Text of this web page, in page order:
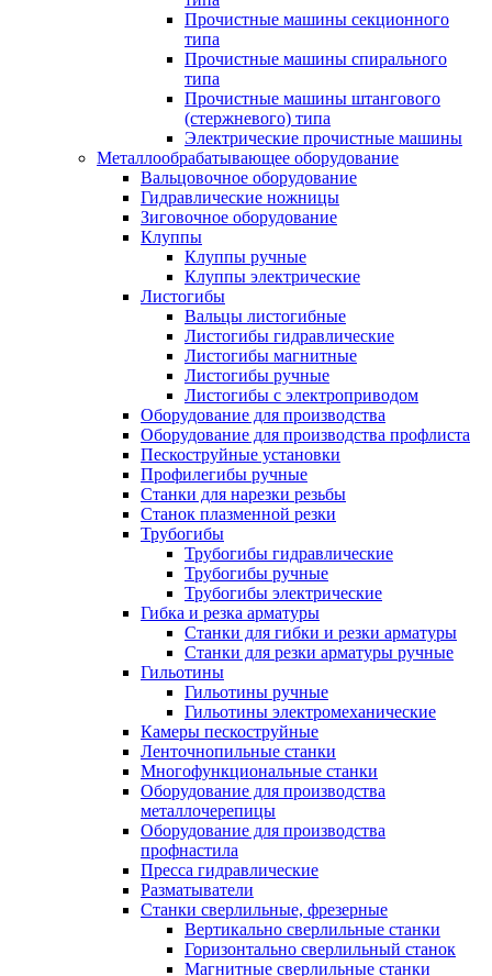
Прочистные машины секционного
типа
Прочистные машины спирального
типа
Прочистные машины штангового
(стержневого) типа
Электрические прочистные машины
Металлообрабатывающее оборудование
Вальцовочное оборудование
Гидравлические ножницы
Зиговочное оборудование
Клуппы
Клуппы ручные
Клуппы электрические
Листогибы
Вальцы листогибные
Листогибы гидравлические
Листогибы магнитные
Листогибы ручные
Листогибы с электроприводом
Оборудование для производства
Оборудование для производства профлиста
Пескоструйные установки
Профилегибы ручные
Станки для нарезки резьбы
Станок плазменной резки
Трубогибы
Трубогибы гидравлические
Трубогибы ручные
Трубогибы электрические
Гибка и резка арматуры
Станки для гибки и резки арматуры
Станки для резки арматуры ручные
Гильотины
Гильотины ручные
Гильотины электромеханические
Камеры пескоструйные
Ленточнопильные станки
Многофункциональные станки
Оборудование для производства
металлочерепицы
Оборудование для производства
профнастила
Пресса гидравлические
Разматыватели
Станки сверлильные, фрезерные
Вертикально сверлильные станки
Горизонтально сверлильный станок
Магнитные сверлильные станки